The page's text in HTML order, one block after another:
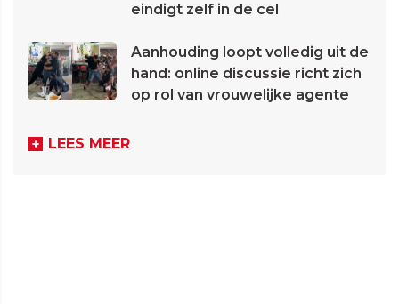
eindigt zelf in de cel
Aanhouding loopt volledig uit de
hand: online discussie richt zich
op rol van vrouwelijke agente
LEES MEER